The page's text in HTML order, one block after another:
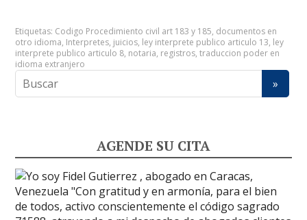
Etiquetas: Codigo Procedimiento civil art 183 y 185, documentos en
otro idioma, Interpretes, juicios, ley interprete publico articulo 13, ley
interprete publico articulo 8, notaria, registros,traduccion poder en
idioma extranjero
AGENDE SU CITA